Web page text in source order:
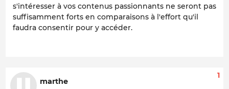
s'intéresser à vos contenus passionnants ne seront pas
suffisamment forts en comparaisons à l'effort qu'il
faudra consentir pour y accéder.
marthe
1